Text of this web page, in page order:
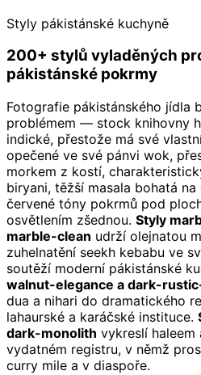
Styly pákistánské kuchyně
200+ stylů vyladěných
pákistánské pokrmy
Fotografie pákistánského jídla
problémem — stock knihovny
indické, přestože má své
opečené ve své pánvi wok,
morkem z kostí,
biryani, těžší masala bohatá
červené tóny pokrmů pod
osvětlením zšednou. Styly
marble-clean udrží olejnatou
zuhelnatění seekh kebabu ve
soutěží moderní pákistánské
walnut-elegance a dark-
dua a nihari do dramatického
lahaurské a karáčské instituce.
dark-monolith vykreslí
vydatném registru, v němž
curry mile a v diaspoře.